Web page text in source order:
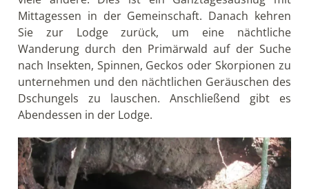
Mittagessen in der Gemeinschaft. Danach kehren
Sie zur Lodge zurück, um eine nächtliche
Wanderung durch den Primärwald auf der Suche
nach Insekten, Spinnen, Geckos oder Skorpionen zu
unternehmen und den nächtlichen Geräuschen des
Dschungels zu lauschen. Anschließend gibt es
Abendessen in der Lodge.